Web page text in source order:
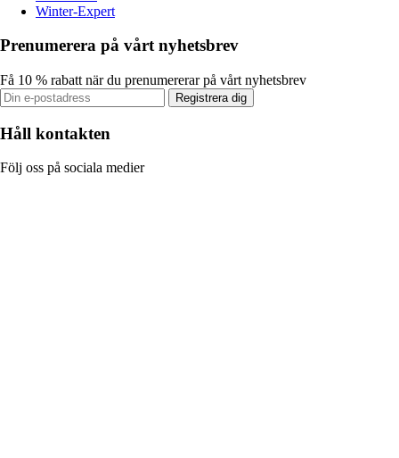
Winter-Expert
Prenumerera på vårt nyhetsbrev
Få 10 % rabatt när du prenumererar på vårt nyhetsbrev
Registrera dig
Håll kontakten
Följ oss på sociala medier